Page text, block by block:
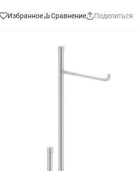
Избранное Сравнение Поделиться